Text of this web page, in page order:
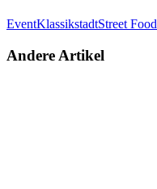
EventKlassikstadtStreet Food
Andere Artikel